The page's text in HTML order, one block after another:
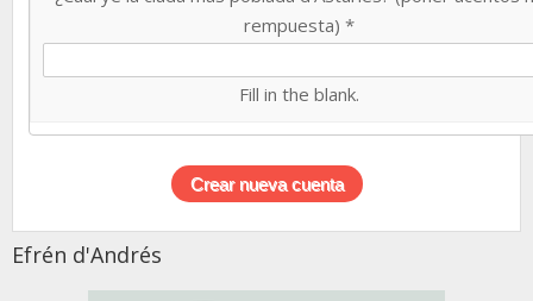
rempuesta) *
Fill in the blank.
Efrén d'Andrés